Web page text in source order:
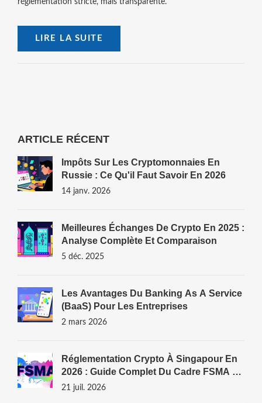
réglementation stricte, mais transparente.
LIRE LA SUITE
ARTICLE RÉCENT
Impôts Sur Les Cryptomonnaies En
Russie : Ce Qu'il Faut Savoir En 2026
14 janv. 2026
Meilleures Échanges De Crypto En 2025 :
Analyse Complète Et Comparaison
5 déc. 2025
Les Avantages Du Banking As A Service
(BaaS) Pour Les Entreprises
2 mars 2026
Réglementation Crypto À Singapour En
2026 : Guide Complet Du Cadre FSMA Et
Des Licences
21 juil. 2026